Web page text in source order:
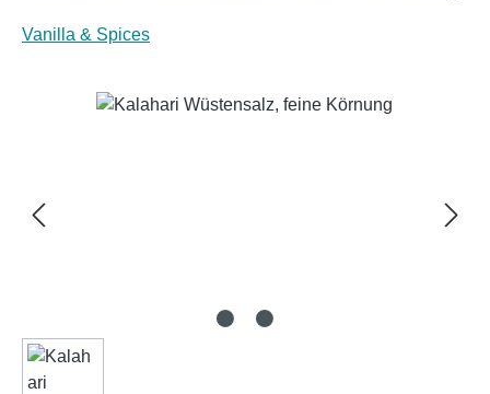
Vanilla & Spices
Bildergalerie überspringen